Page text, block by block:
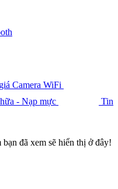
Camera WiFi
- Nạp mực
Tin
đã xem sẽ hiển thị ở đây!